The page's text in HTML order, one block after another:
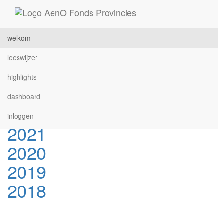
Ga direct naar de inhoud
welkom
leeswijzer
highlights
dashboard
inloggen
Lees voor
Welkom 2022
2025
2024
2023
2022
2021
2020
2019
2018